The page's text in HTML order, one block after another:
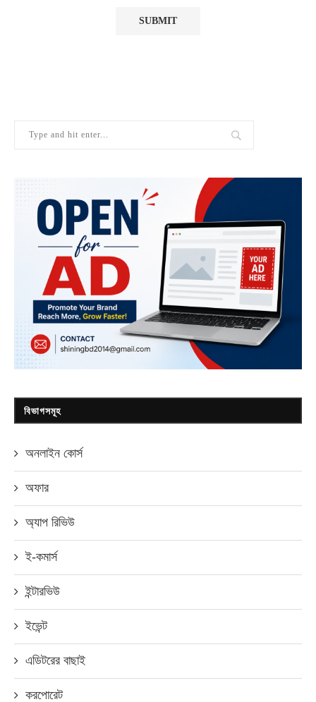
বিভাগসমূহ
অনলাইন কোর্স
অফার
অ্যাপ রিভিউ
ই-কমার্স
ইন্টারভিউ
ইভেন্ট
এডিটরের বাছাই
করপোরেট